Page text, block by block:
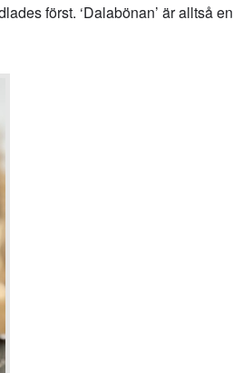
först. ‘Dalabönan’ är alltså en